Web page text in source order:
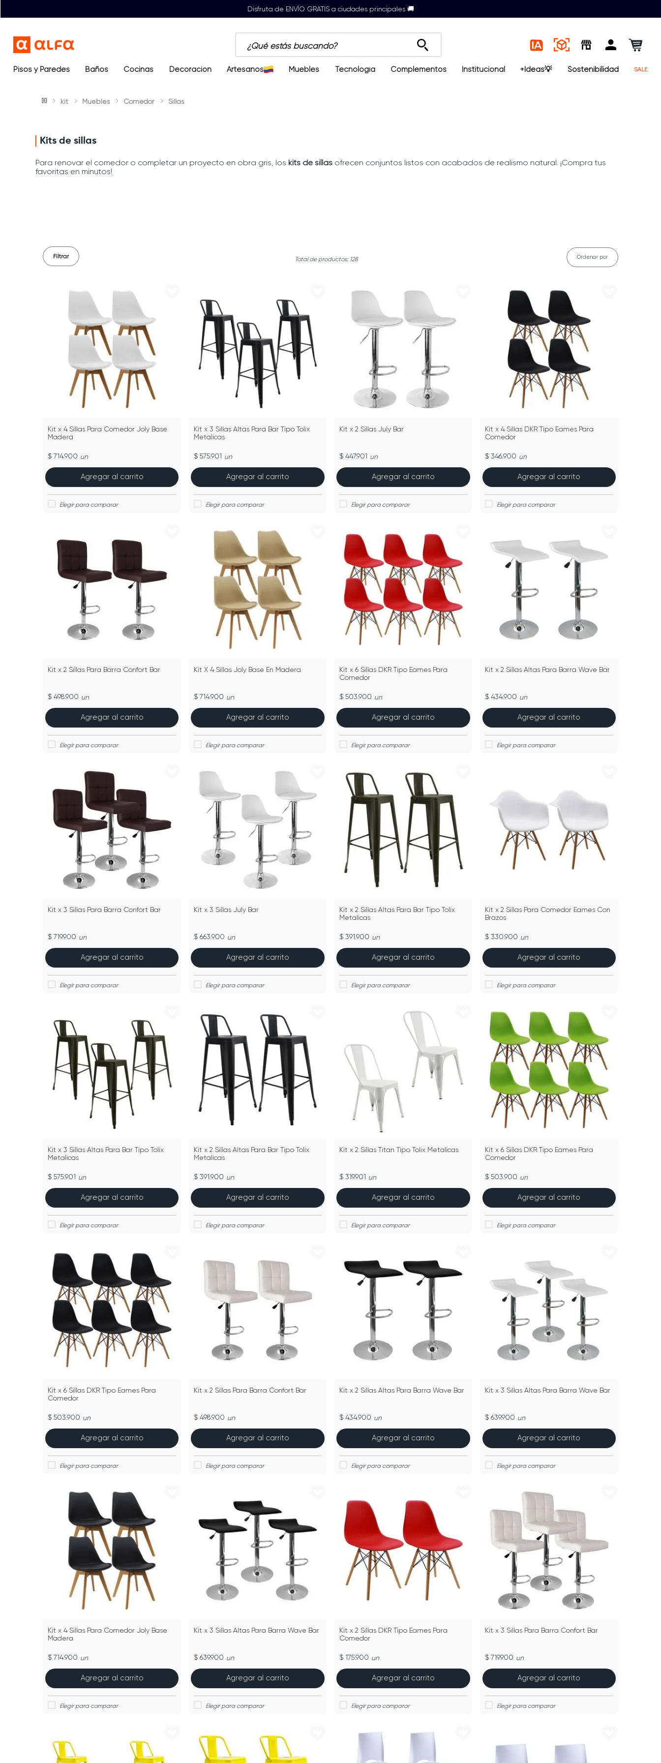
Disfruta de ENVÍO GRATIS a ciudades principales 🚚
¿Qué estás buscando?
Pisos y Paredes Baños Cocinas Decoración Artesanos Muebles Tecnología Complementos Institucional +Ideas💡 Sostenibilidad SALE
kit Muebles Comedor Sillas
Kits de sillas
Para renovar el comedor o completar un proyecto en obra gris, los kits de sillas ofrecen conjuntos listos con acabados de realismo natural. ¡Compra tus
favoritas en minutos!
Filtrar 128 Ordenar por
Kit x 4 Sillas Para Comedor Joly Base
Madera
$ 714.900 un
Agregar al carrito
Kit x 3 Sillas Altas Para Bar Tipo Tolix
Metalicas
$ 575.901 un
Agregar al carrito
Kit x 2 Sillas July Bar
$ 447.901 un
Agregar al carrito
Kit x 4 Sillas DKR Tipo Eames Para
Comedor
$ 346.900 un
Agregar al carrito
Kit x 2 Sillas Para Barra Confort Bar
$ 498.900 un
Agregar al carrito
Kit X 4 Sillas Joly Base En Madera
$ 714.900 un
Agregar al carrito
Kit x 6 Sillas DKR Tipo Eames Para
Comedor
$ 503.900 un
Agregar al carrito
Kit x 2 Sillas Altas Para Barra Wave Bar
$ 434.900 un
Agregar al carrito
Kit x 3 Sillas Para Barra Confort Bar
$ 719.900 un
Agregar al carrito
Kit x 3 Sillas July Bar
$ 663.900 un
Agregar al carrito
Kit x 2 Sillas Altas Para Bar Tipo Tolix
Metalicas
$ 391.900 un
Agregar al carrito
Kit x 2 Sillas Para Comedor Eames Con
Brazos
$ 330.900 un
Agregar al carrito
Kit x 3 Sillas Altas Para Bar Tipo Tolix
Metalicas
$ 575.901 un
Agregar al carrito
Kit x 2 Sillas Altas Para Bar Tipo Tolix
Metalicas
$ 391.900 un
Agregar al carrito
Kit x 2 Sillas Titan Tipo Tolix Metalicas
$ 319.901 un
Agregar al carrito
Kit x 6 Sillas DKR Tipo Eames Para
Comedor
$ 503.900 un
Agregar al carrito
Kit x 6 Sillas DKR Tipo Eames Para
Comedor
$ 503.900 un
Agregar al carrito
Kit x 2 Sillas Para Barra Confort Bar
$ 498.900 un
Agregar al carrito
Kit x 2 Sillas Altas Para Barra Wave Bar
$ 434.900 un
Agregar al carrito
Kit x 3 Sillas Altas Para Barra Wave Bar
$ 639.900 un
Agregar al carrito
Kit x 4 Sillas Para Comedor Joly Base
Madera
$ 714.900 un
Agregar al carrito
Kit x 3 Sillas Altas Para Barra Wave Bar
$ 639.900 un
Agregar al carrito
Kit x 2 Sillas DKR Tipo Eames Para
Comedor
$ 175.900 un
Agregar al carrito
Kit x 3 Sillas Para Barra Confort Bar
$ 719.900 un
Agregar al carrito
Términos más buscados
2 sanitario